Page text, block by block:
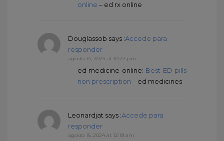
online – ed rx online
Douglassob says :Accede para
responder
agosto 14, 2024 at 10:22 pm
ed medicine online: Best ED pills
non prescription – ed medicines
Leonardjat says :Accede para
responder
agosto 15, 2024 at 12:19 am